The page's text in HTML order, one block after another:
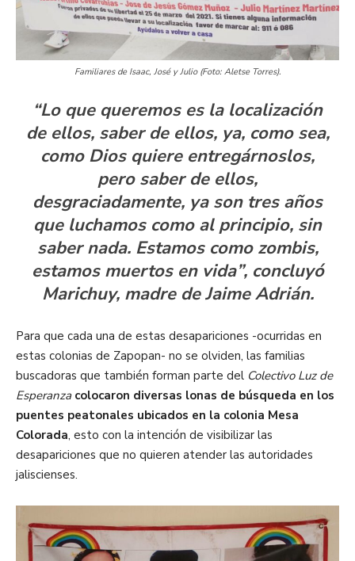
Familiares de Isaac, José y Julio (Foto: Aletse Torres).
“Lo que queremos es la localización
de ellos, saber de ellos, ya, como sea,
como Dios quiere entregárnoslos,
pero saber de ellos,
desgraciadamente, ya son tres años
que luchamos como al principio, sin
saber nada. Estamos como zombis,
estamos muertos en vida”, concluyó
Marichuy, madre de Jaime Adrián.
Para que cada una de estas desapariciones -ocurridas en
estas colonias de Zapopan- no se olviden, las familias
buscadoras que también forman parte del Colectivo Luz de
Esperanza colocaron diversas lonas de búsqueda en los
puentes peatonales ubicados en la colonia Mesa
Colorada, esto con la intención de visibilizar las
desapariciones que no quieren atender las autoridades
jaliscienses.